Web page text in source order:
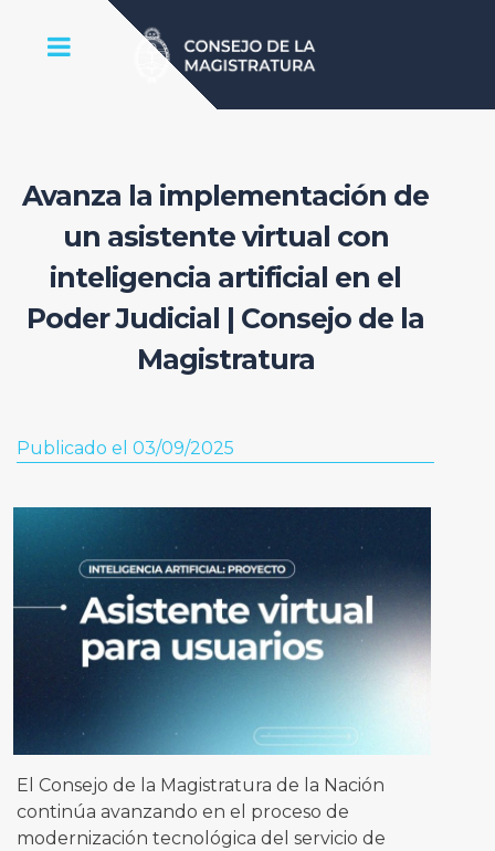
Avanza la implementación de
un asistente virtual con
inteligencia artificial en el
Poder Judicial | Consejo de la
Magistratura
Publicado el 03/09/2025
El Consejo de la Magistratura de la Nación
continúa avanzando en el proceso de
modernización tecnológica del servicio de